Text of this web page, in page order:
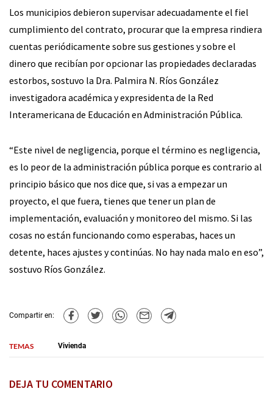
Los municipios debieron supervisar adecuadamente el fiel
cumplimiento del contrato, procurar que la empresa rindiera
cuentas periódicamente sobre sus gestiones y sobre el
dinero que recibían por opcionar las propiedades declaradas
estorbos, sostuvo la Dra. Palmira N. Ríos González
investigadora académica y expresidenta de la Red
Interamericana de Educación en Administración Pública.
“Este nivel de negligencia, porque el término es negligencia,
es lo peor de la administración pública porque es contrario al
principio básico que nos dice que, si vas a empezar un
proyecto, el que fuera, tienes que tener un plan de
implementación, evaluación y monitoreo del mismo. Si las
cosas no están funcionando como esperabas, haces un
detente, haces ajustes y continúas. No hay nada malo en eso”,
sostuvo Ríos González.
Compartir en:
TEMAS Vivienda
DEJA TU COMENTARIO